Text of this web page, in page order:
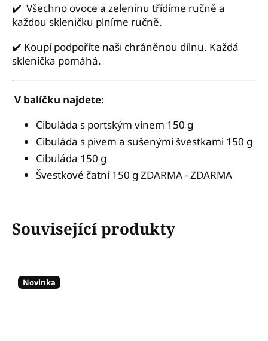
✔️ Všechno ovoce a zeleninu třídíme ručně a
každou skleničku plníme ručně.
✔️ Koupí podpoříte naši chráněnou dílnu. Každá
sklenička pomáhá.
V balíčku najdete:
Cibuláda s portským vínem 150 g
Cibuláda s pivem a sušenými švestkami 150 g
Cibuláda 150 g
Švestkové čatní 150 g ZDARMA - ZDARMA
Související produkty
Novinka